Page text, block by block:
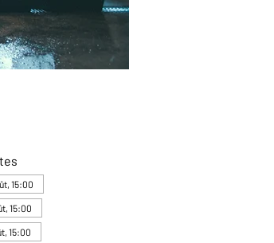
15:00
15:00
15:00